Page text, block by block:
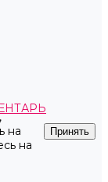
на
на
Принять